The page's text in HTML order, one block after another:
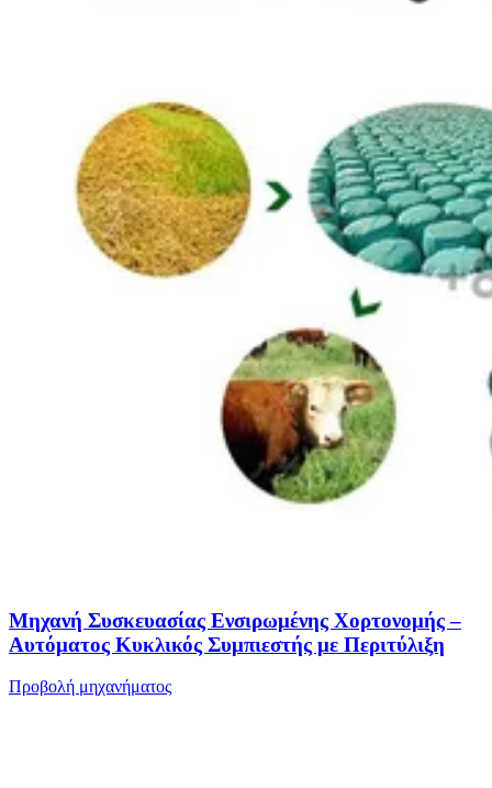
Μηχανή Συσκευασίας Ενσιρωμένης Χορτονομής –
Αυτόματος Κυκλικός Συμπιεστής με Περιτύλιξη
Προβολή μηχανήματος